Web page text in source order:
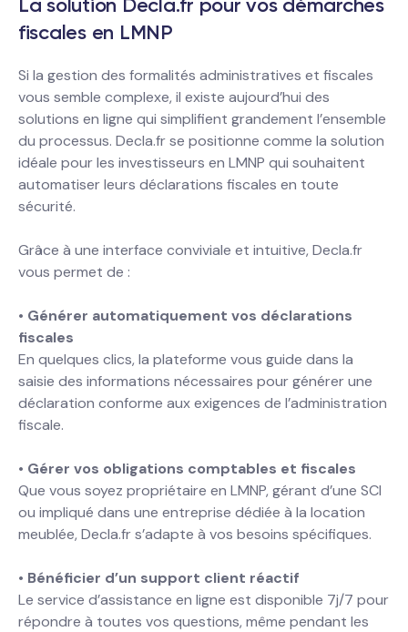
La solution Decla.fr pour vos démarches
fiscales en LMNP
Si la gestion des formalités administratives et fiscales
vous semble complexe, il existe aujourd’hui des
solutions en ligne qui simplifient grandement l’ensemble
du processus. Decla.fr se positionne comme la solution
idéale pour les investisseurs en LMNP qui souhaitent
automatiser leurs déclarations fiscales en toute
sécurité.
Grâce à une interface conviviale et intuitive, Decla.fr
vous permet de :
• Générer automatiquement vos déclarations
fiscales
En quelques clics, la plateforme vous guide dans la
saisie des informations nécessaires pour générer une
déclaration conforme aux exigences de l’administration
fiscale.
• Gérer vos obligations comptables et fiscales
Que vous soyez propriétaire en LMNP, gérant d’une SCI
ou impliqué dans une entreprise dédiée à la location
meublée, Decla.fr s’adapte à vos besoins spécifiques.
• Bénéficier d’un support client réactif
Le service d’assistance en ligne est disponible 7j/7 pour
répondre à toutes vos questions, même pendant les